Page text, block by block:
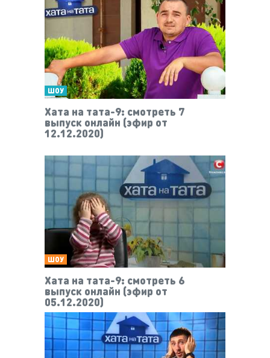
ШОУ
Хата на тата-9: смотреть 7
выпуск онлайн (эфир от
12.12.2020)
ШОУ
Хата на тата-9: смотреть 6
выпуск онлайн (эфир от
05.12.2020)